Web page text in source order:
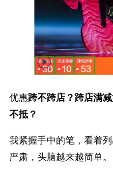
优惠跨不跨店？跨店满
不抵？
我紧握手中的笔，看着
严肃，头脑越来越简单。